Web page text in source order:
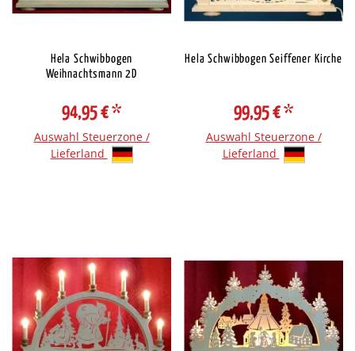
Hela Schwibbogen
Weihnachtsmann 2D
94,95 €*
Auswahl Steuerzone /
Lieferland
Hela Schwibbogen Seiffener Kirche
99,95 €*
Auswahl Steuerzone /
Lieferland